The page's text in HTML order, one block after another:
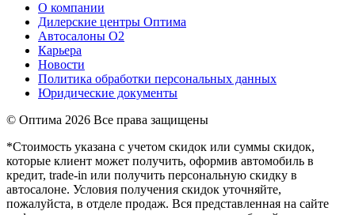
О компании
Дилерские центры Оптима
Автосалоны О2
Карьера
Новости
Политика обработки персональных данных
Юридические документы
© Оптима 2026 Все права защищены
*Стоимость указана с учетом скидок или суммы скидок,
которые клиент может получить, оформив автомобиль в
кредит, trade-in или получить персональную скидку в
автосалоне. Условия получения скидок уточняйте,
пожалуйста, в отделе продаж. Вся представленная на сайте